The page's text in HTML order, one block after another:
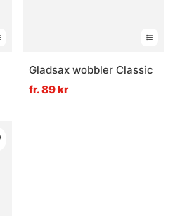
stjärnorGladsax wobbler Classic
fr. 89 kr